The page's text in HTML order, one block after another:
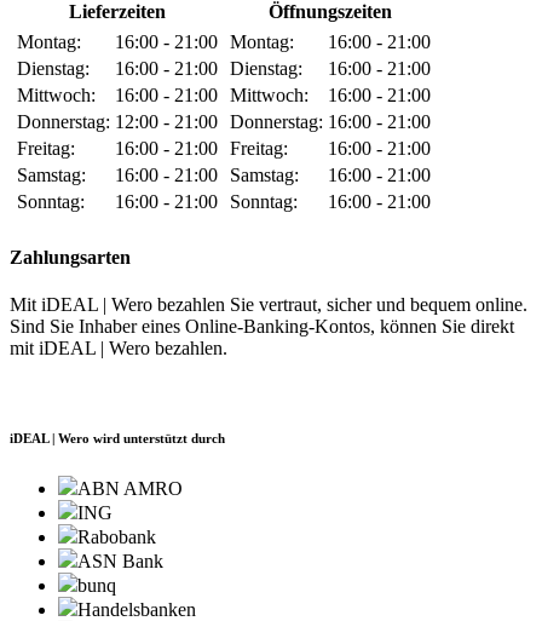
Lieferzeiten
Öffnungszeiten
Montag:
16:00 - 21:00
Dienstag:
16:00 - 21:00
Mittwoch:
16:00 - 21:00
Donnerstag: 12:00 - 21:00
Freitag:
16:00 - 21:00
Samstag:
16:00 - 21:00
Sonntag:
16:00 - 21:00
Montag:
16:00 - 21:00
Dienstag:
16:00 - 21:00
Mittwoch:
16:00 - 21:00
Donnerstag: 16:00 - 21:00
Freitag:
16:00 - 21:00
Samstag:
16:00 - 21:00
Sonntag:
16:00 - 21:00
Zahlungsarten
Mit iDEAL | Wero bezahlen Sie vertraut, sicher und bequem online.
Sind Sie Inhaber eines Online-Banking-Kontos, können Sie direkt
mit iDEAL | Wero bezahlen.
iDEAL | Wero wird unterstützt durch
ABN AMRO
ING
Rabobank
ASN Bank
bunq
Handelsbanken